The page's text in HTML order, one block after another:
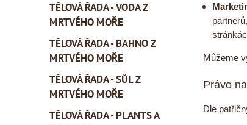
Můžeme
Právo
Dle
TĚLOVÁ ŘADA - VODA Z
MRTVÉHO MOŘE
TĚLOVÁ ŘADA - BAHNO Z
MRTVÉHO MOŘE
TĚLOVÁ ŘADA - SŮL Z
MRTVÉHO MOŘE
TĚLOVÁ ŘADA - PLANTS A